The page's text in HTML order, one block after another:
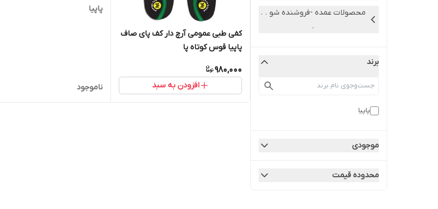
محصولات عمده -فروشنده شو . .
.
برند
پاپيا
موجودی
محدوده قیمت
کفی طبی عمومی آرچ دار کف پای صاف
پاپیا قوس کوتاه پا
980,000
افزودن به سبد
پاپیا
ناموجود